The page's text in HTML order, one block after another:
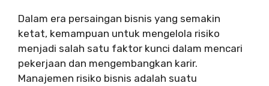
Dalam era persaingan bisnis yang semakin
ketat, kemampuan untuk mengelola risiko
menjadi salah satu faktor kunci dalam mencari
pekerjaan dan mengembangkan karir.
Manajemen risiko bisnis adalah suatu